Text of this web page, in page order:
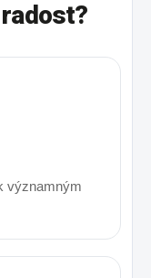
významným